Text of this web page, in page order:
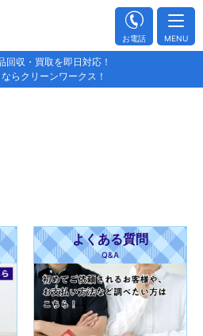
回収・買取を即日対応！
らクリーンワークス！
お電話 MENU
よくある質問
Q&A